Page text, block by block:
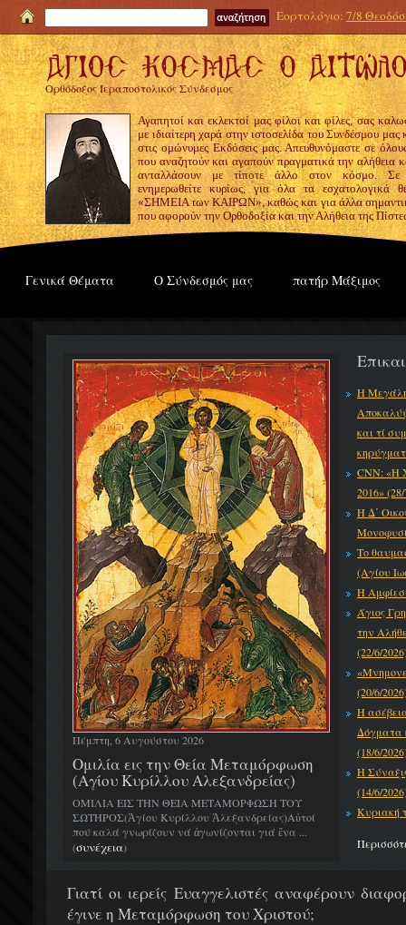
Εορτολόγιο: 7/8
Ορθόδοξος Ιεραποστολικός Σύνδεσμος
Αγαπητοί και εκλεκτοί μας φίλοι και φίλες, σας
με ιδιαίτερη χαρά στην ιστοσελίδα του Συνδέσμου μας
στις ομώνυμες Εκδόσεις μας. Απευθυνόμαστε σε
που αναζητούν και αγαπούν πραγματικά την αλήθεια
ανταλλάσουν με τίποτε άλλο στον κόσμο.
ενημερωθείτε κυρίως, για όλα τα εσχατολογικά
«ΣΗΜΕΙΑ των ΚΑΙΡΩΝ», καθώς και για άλλα
που αφορούν την Ορθοδοξία και την Αλήθεια της
Γενικά Θέματα Ο Σύνδεσμός μας πατήρ Μάξιμος
Πέμπτη, 6 Αυγούστου 2026
Ομιλία εις την Θεία Μεταμόρφωση
(Αγίου Κυρίλλου Αλεξανδρείας)
ΟΜΙΛΙΑ ΕΙΣ ΤΗΝ ΘΕΙΑ ΜΕΤΑΜΟΡΦΩΣΗ ΤΟΥ
ΣΩΤΗΡΟΣ(Ἁγίου Κυρίλλου Ἀλεξανδρείας)Αὐτοί
πού καλά γνωρίζουν νά ἀγωνίζονται γιά ἕνα ...
(συνέχεια)
Η Μεγάλη
και τί
CNN: «Η
2016»
Η Δ΄
Το
(Αγίου
Η
Άγιος
την
(22/6/
(20/6/
Η
Δόγματα
(18/6/
Η
(14/6/
Κυριακή
Γιατί οι ιερείς Ευαγγελιστές αναφέρουν
έγινε η Μεταμόρφωση του Χριστού;